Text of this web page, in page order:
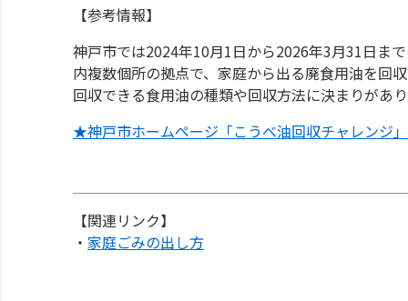
【参考情報】
神戸市では2024年10月1日から2026年3月31日ま
内複数個所の拠点で、家庭から出る廃食用油を回
回収できる食用油の種類や回収方法に決まりがあ
★神戸市ホームページ「こうべ油回収チャレンジ
【関連リンク】
・ 家庭ごみの出し方